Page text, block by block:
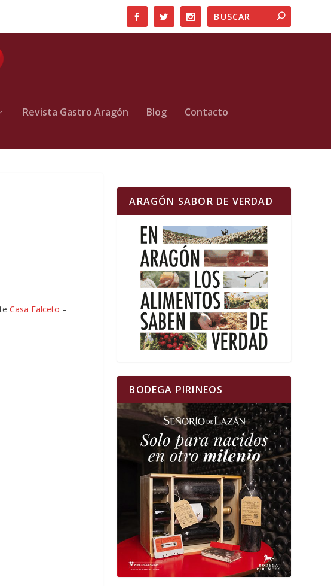
Revista Gastro Aragón Blog Contacto
Casa Falceto –
ARAGÓN SABOR DE VERDAD
BODEGA PIRINEOS